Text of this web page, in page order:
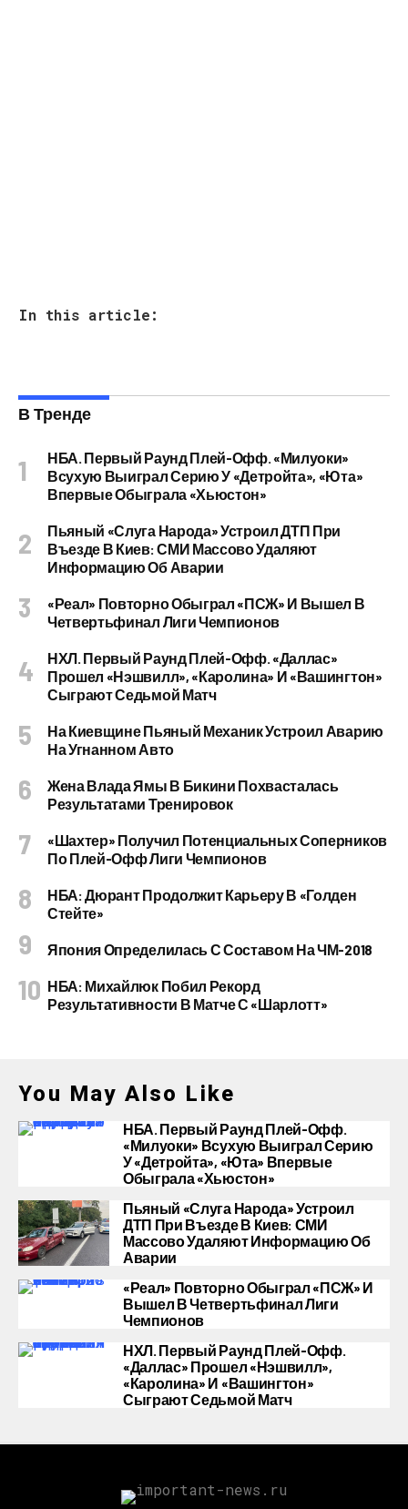
In this article:
В Тренде
НБА. Первый Раунд Плей-Офф. «Милуоки»
Всухую Выиграл Серию У «Детройта», «Юта»
Впервые Обыграла «Хьюстон»
Пьяный «слуга Народа» Устроил ДТП При
Въезде В Киев: СМИ Массово Удаляют
Информацию Об Аварии
«Реал» Повторно Обыграл «ПСЖ» И Вышел В
Четвертьфинал Лиги Чемпионов
НХЛ. Первый Раунд Плей-Офф. «Даллас»
Прошел «Нэшвилл», «Каролина» И «Вашингтон»
Сыграют Седьмой Матч
На Киевщине Пьяный Механик Устроил Аварию
На Угнанном Авто
Жена Влада Ямы В Бикини Похвасталась
Результатами Тренировок
«Шахтер» Получил Потенциальных Соперников
По Плей-Офф Лиги Чемпионов
НБА: Дюрант Продолжит Карьеру В «Голден
Стейте»
Япония Определилась С Составом На ЧМ-2018
НБА: Михайлюк Побил Рекорд
Результативности В Матче С «Шарлотт»
You May Also Like
НБА. Первый Раунд Плей-Офф.
«Милуоки» Всухую Выиграл Серию
У «Детройта», «Юта» Впервые
Обыграла «Хьюстон»
Пьяный «слуга Народа» Устроил
ДТП При Въезде В Киев: СМИ
Массово Удаляют Информацию Об
Аварии
«Реал» Повторно Обыграл «ПСЖ» И
Вышел В Четвертьфинал Лиги
Чемпионов
НХЛ. Первый Раунд Плей-Офф.
«Даллас» Прошел «Нэшвилл»,
«Каролина» И «Вашингтон»
Сыграют Седьмой Матч